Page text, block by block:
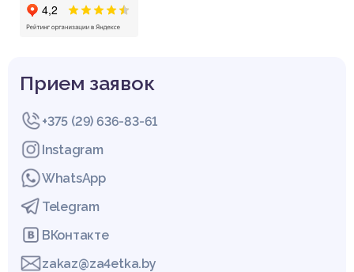
Прием заявок
+375 (29) 636-83-61
Instagram
WhatsApp
Telegram
ВКонтакте
zakaz@za4etka.by